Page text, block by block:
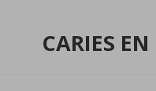
CARIES